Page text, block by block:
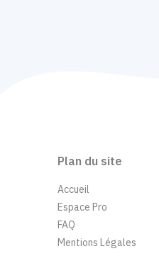
Plan du site
Accueil
Espace Pro
FAQ
Mentions Légales